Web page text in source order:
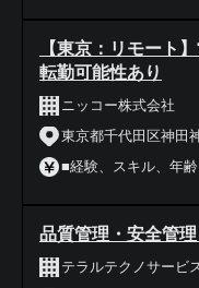
【東京：リモート
転勤可能性あり
ニッコー株式会社
東京都千代田区神田
■経験、スキル、年
品質管理・安全管理
テラルテクノサービ